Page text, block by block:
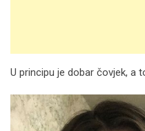
U principu je dobar čovjek, a